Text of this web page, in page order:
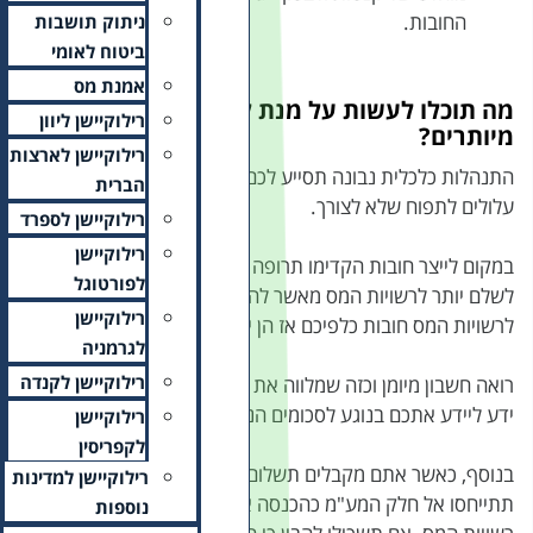
ניתוק תושבות
רילוקיישן ליוון
הברית
רילוקיישן לספרד
לפורטוגל
רילוקיישן
רילוקיישן לקנדה
רילוקיישן
רילוקיישן למדינות
נוספות
מחובות
להימנע מצבירת חובות אשר
למכה ושלמומקדמות, עדיף
חייב להן. זכרו כי אם יש
לכם עם ריבית והצמדה.
העסקים שלו בצורה צמודה
אליו מע"מ אל
כתחנת מעבר ביניכם ובין